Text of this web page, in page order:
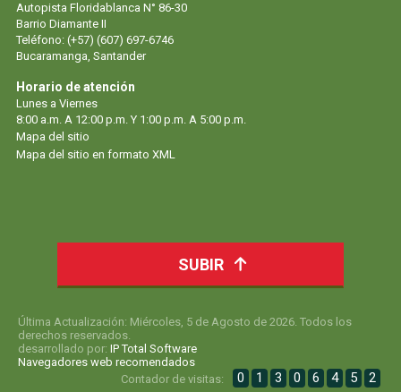
Autopista Floridablanca N° 86-30
Barrio Diamante II
Teléfono: (+57) (607) 697-6746
Bucaramanga, Santander
Horario de atención
Lunes a Viernes
8:00 a.m. A 12:00 p.m. Y 1:00 p.m. A 5:00 p.m.
Mapa del sitio
Mapa del sitio en formato XML
SUBIR
Última Actualización: Miércoles, 5 de Agosto de 2026. Todos los
derechos reservados.
desarrollado por: IP Total Software
Navegadores web recomendados
Contador de visitas:
0 1 3 0 6 4 5 2